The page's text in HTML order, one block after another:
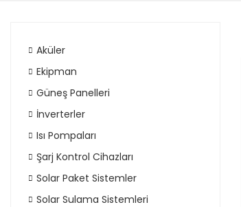
Aküler
Ekipman
Güneş Panelleri
İnverterler
Isı Pompaları
Şarj Kontrol Cihazları
Solar Paket Sistemler
Solar Sulama Sistemleri